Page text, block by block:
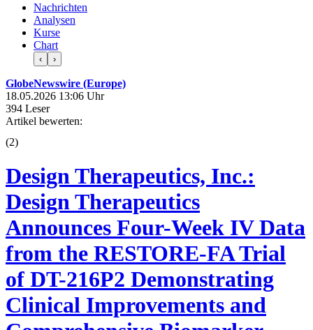
Nachrichten
Analysen
Kurse
Chart
‹ ›
GlobeNewswire (Europe)
18.05.2026 13:06 Uhr
394 Leser
Artikel bewerten:
(2)
Design Therapeutics, Inc.:
Design Therapeutics
Announces Four-Week IV Data
from the RESTORE-FA Trial
of DT-216P2 Demonstrating
Clinical Improvements and